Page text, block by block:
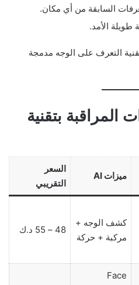
السابقة من أي مكان.
طويلة الأمد.
التعرف على الوجه مدمجة
المراقبة بتقنية
ميزات AI
السعر
التقريبي
كشف الوجه +
مركبة + حركة
48 – 55 د.ك
Face